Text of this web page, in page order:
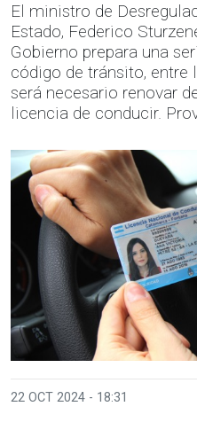
El ministro de
Estado, Federico
Gobierno prepara una
código de tránsito, entre
será necesario renovar
licencia de conducir.
22 OCT 2024 - 18:31